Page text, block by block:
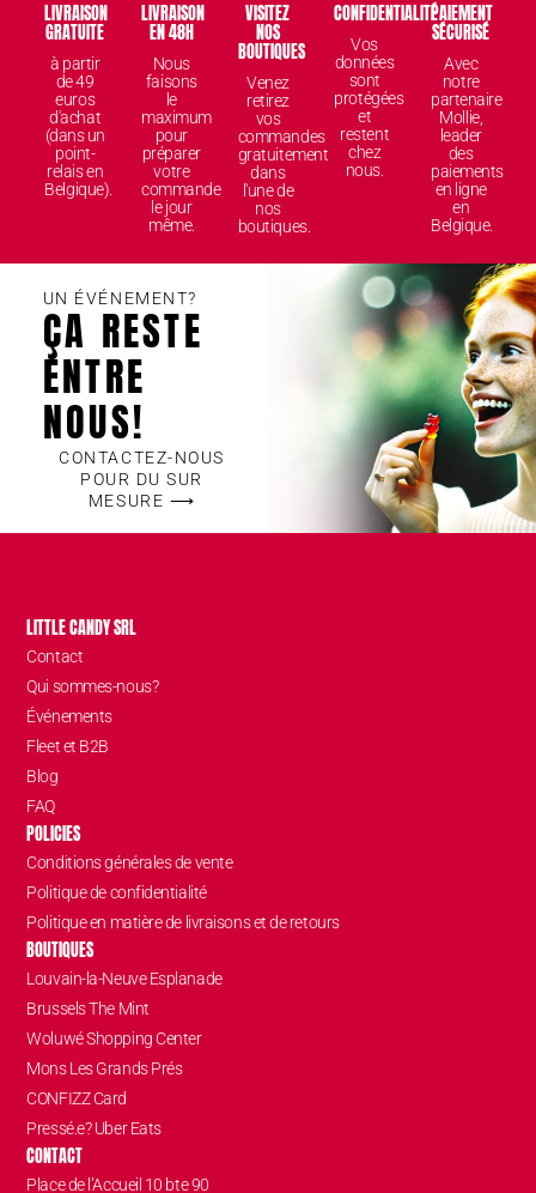
LIVRAISON
GRATUITE
à partir
de 49
euros
d'achat
(dans un
point-
relais en
Belgique).
LIVRAISON
EN 48H
Nous
faisons
le
maximum
pour
préparer
votre
commande
le jour
même.
VISITEZ
NOS
BOUTIQUES
Venez
retirez
vos
commandes
gratuitement
dans
l'une de
nos
boutiques.
CONFIDENTIALITÉ
Vos
données
sont
protégées
et
restent
chez
nous.
PAIEMENT
SÉCURISÉ
Avec
notre
partenaire
Mollie,
leader
des
paiements
en ligne
en
Belgique.
UN ÉVÉNEMENT?
ÇA RESTE
ENTRE
NOUS!
CONTACTEZ-NOUS
POUR DU SUR
MESURE ⟶
LITTLE CANDY SRL
Contact
Qui sommes-nous?
Événements
Fleet et B2B
Blog
FAQ
POLICIES
Conditions générales de vente
Politique de confidentialité
Politique en matière de livraisons et de retours
BOUTIQUES
Louvain-la-Neuve Esplanade
Brussels The Mint
Woluwé Shopping Center
Mons Les Grands Prés
CONFIZZ Card
Pressé.e? Uber Eats
CONTACT
Place de l’Accueil 10 bte 90